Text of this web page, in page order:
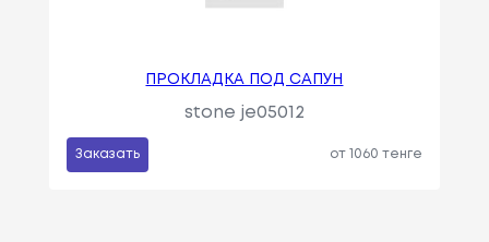
ПРОКЛАДКА ПОД САПУН
stone je05012
Заказать от 1060 тенге